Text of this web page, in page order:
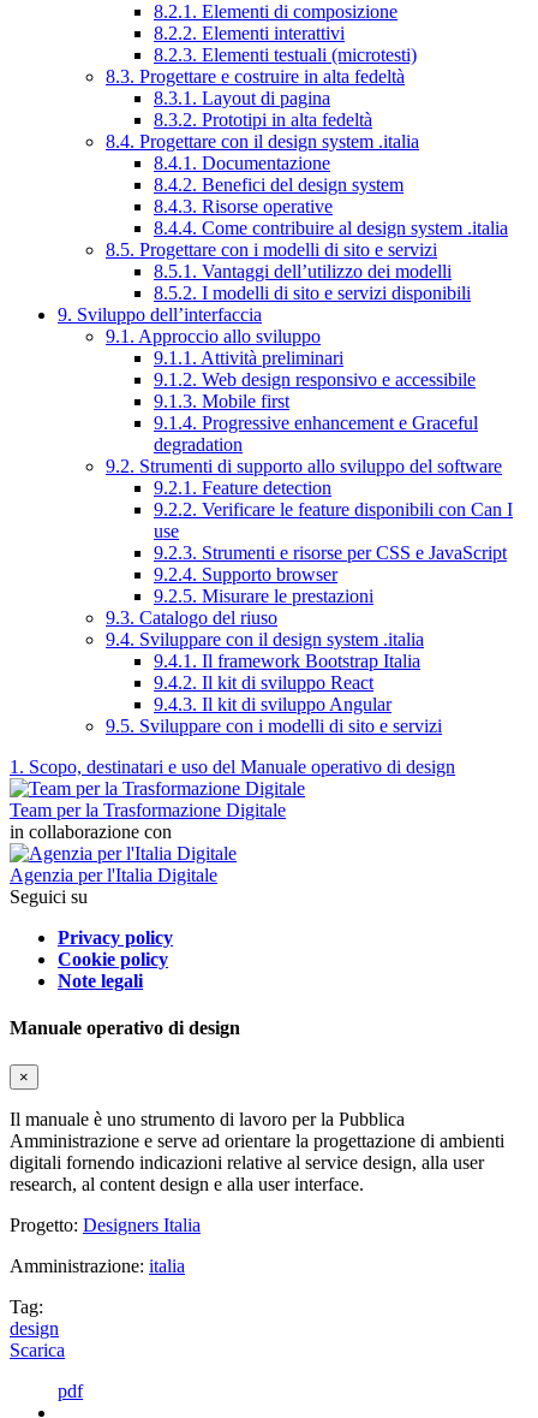
8.2.1. Elementi di composizione
8.2.2. Elementi interattivi
8.2.3. Elementi testuali (microtesti)
8.3. Progettare e costruire in alta fedeltà
8.3.1. Layout di pagina
8.3.2. Prototipi in alta fedeltà
8.4. Progettare con il design system .italia
8.4.1. Documentazione
8.4.2. Benefici del design system
8.4.3. Risorse operative
8.4.4. Come contribuire al design system .italia
8.5. Progettare con i modelli di sito e servizi
8.5.1. Vantaggi dell’utilizzo dei modelli
8.5.2. I modelli di sito e servizi disponibili
9. Sviluppo dell’interfaccia
9.1. Approccio allo sviluppo
9.1.1. Attività preliminari
9.1.2. Web design responsivo e accessibile
9.1.3. Mobile first
9.1.4. Progressive enhancement e Graceful
degradation
9.2. Strumenti di supporto allo sviluppo del software
9.2.1. Feature detection
9.2.2. Verificare le feature disponibili con Can I
use
9.2.3. Strumenti e risorse per CSS e JavaScript
9.2.4. Supporto browser
9.2.5. Misurare le prestazioni
9.3. Catalogo del riuso
9.4. Sviluppare con il design system .italia
9.4.1. Il framework Bootstrap Italia
9.4.2. Il kit di sviluppo React
9.4.3. Il kit di sviluppo Angular
9.5. Sviluppare con i modelli di sito e servizi
1. Scopo, destinatari e uso del Manuale operativo di design
Team per la Trasformazione Digitale
in collaborazione con
Agenzia per l'Italia Digitale
Seguici su
Privacy policy
Cookie policy
Note legali
Manuale operativo di design
×
Il manuale è uno strumento di lavoro per la Pubblica
Amministrazione e serve ad orientare la progettazione di ambienti
digitali fornendo indicazioni relative al service design, alla user
research, al content design e alla user interface.
Progetto: Designers Italia
Amministrazione: italia
Tag:
design
Scarica
pdf